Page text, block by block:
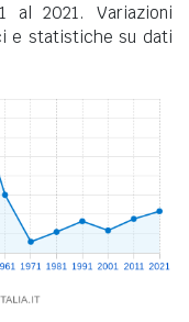
al 2021. Variazioni
e statistiche su dati